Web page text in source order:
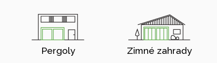
Pergoly Zimné zahrady